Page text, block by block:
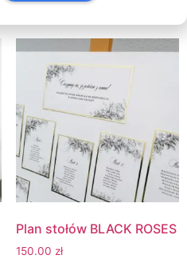
Plan stołów BLACK ROSES
150.00 zł